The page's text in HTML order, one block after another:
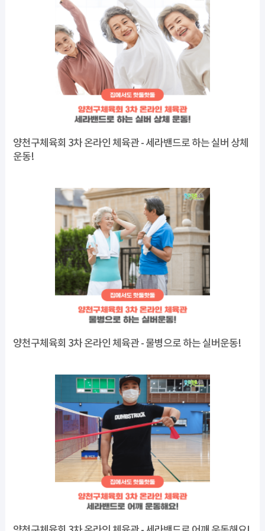
양천구체육회 3차 온라인 체육관 - 세라밴드로 하는 실버 상체
운동!
양천구체육회 3차 온라인 체육관 - 물병으로 하는 실버운동!